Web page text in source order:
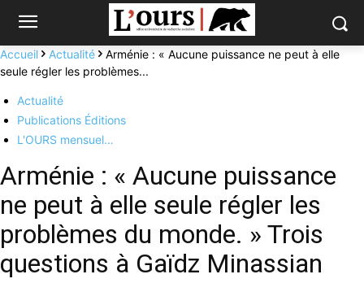
Accueil Actualité
Arménie : « Aucune puissance ne peut à elle
seule régler les problèmes...
Actualité
Publications Éditions
L'OURS mensuel…
Arménie : « Aucune puissance
ne peut à elle seule régler les
problèmes du monde. » Trois
questions à Gaïdz Minassian